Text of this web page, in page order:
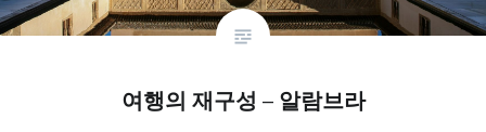
여행의 재구성 – 알람브라